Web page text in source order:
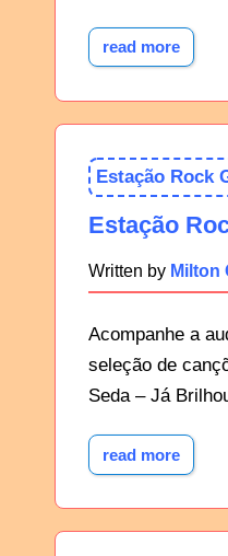
read more
Estação Rock
Estação
Written by Milton
Acompanhe a
seleção de
Seda – Já
read more